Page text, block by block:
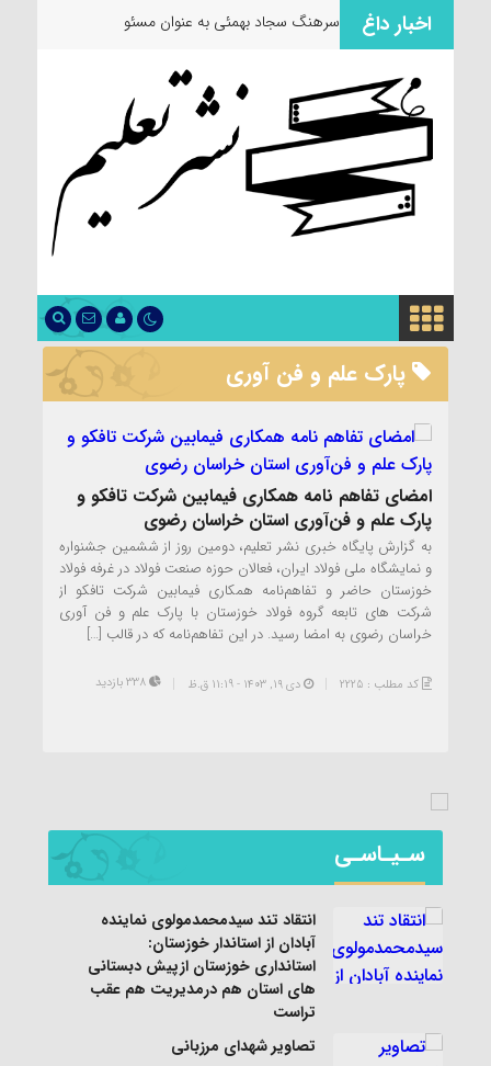
اخبار داغ سرهنگ سجاد بهمئی به عنوان مسئول جدی
پارک علم و فن آوری
امضای تفاهم نامه‌ همکاری فیمابین شرکت تافکو و
پارک علم و فن‌آوری استان خراسان رضوی
به گزارش پایگاه خبری نشر تعلیم، دومین روز از ششمین جشنواره
و نمایشگاه ملی فولاد ایران، فعالان حوزه صنعت فولاد در غرفه فولاد
خوزستان حاضر و تفاهم‌نامه همکاری فیمابین شرکت تافکو از
شرکت های تابعه گروه فولاد خوزستان با پارک علم و فن آوری
خراسان رضوی به امضا رسید. در این تفاهم‌نامه که در قالب […]
کد مطلب : 2225 دی ۱۹, ۱۴۰۳ - 11:19 ق.ظ
سـیـاسـی
انتقاد تند سیدمحمدمولوی نماینده
آبادان از استاندار خوزستان:
استانداری خوزستان ازپیش دبستانی
های استان هم درمدیریت هم عقب
تراست
تصاویر شهدای مرزبانی